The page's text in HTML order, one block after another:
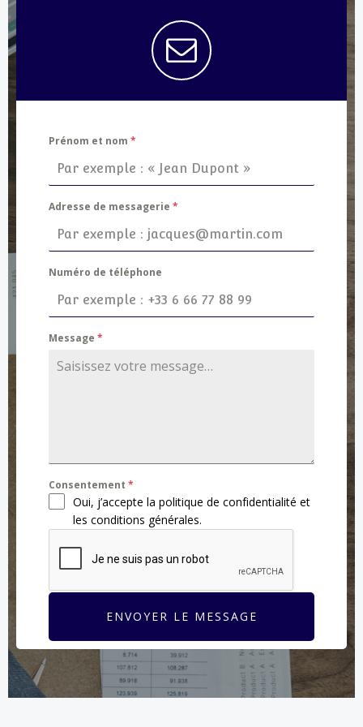
Prénom et nom *
Adresse de messagerie *
Numéro de téléphone
Message *
Consentement *
Oui, j’accepte la politique de confidentialité et
les conditions générales.
ENVOYER LE MESSAGE